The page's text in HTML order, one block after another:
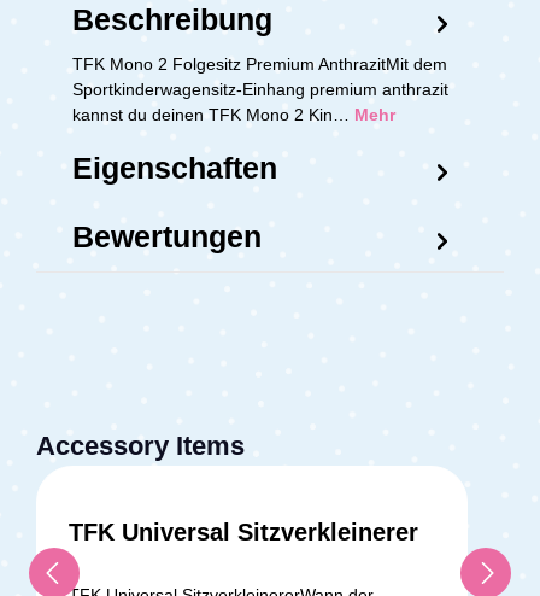
Beschreibung
TFK Mono 2 Folgesitz Premium AnthrazitMit dem
Sportkinderwagensitz-Einhang premium anthrazit
kannst du deinen TFK Mono 2 Kin… Mehr
Eigenschaften
Bewertungen
Accessory Items
TFK Universal Sitzverkleinerer